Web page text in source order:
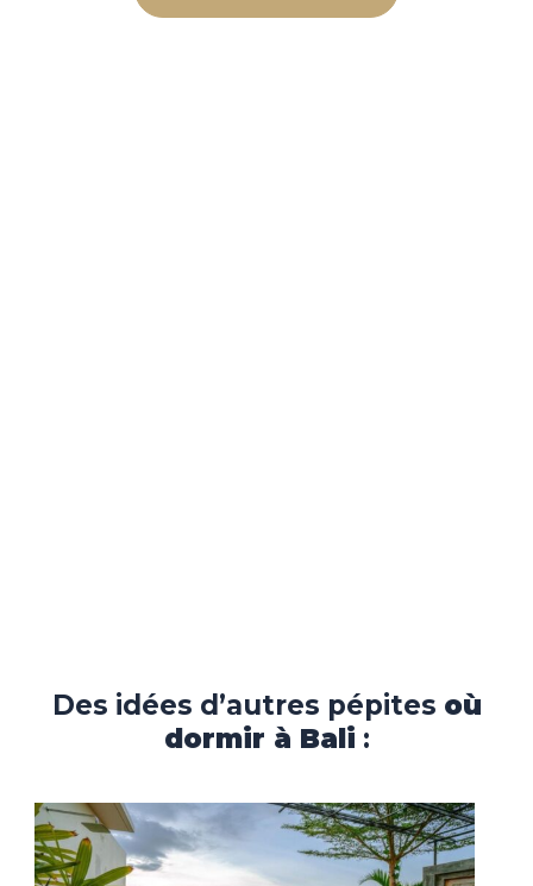
Des idées d’autres pépites où
dormir à Bali :